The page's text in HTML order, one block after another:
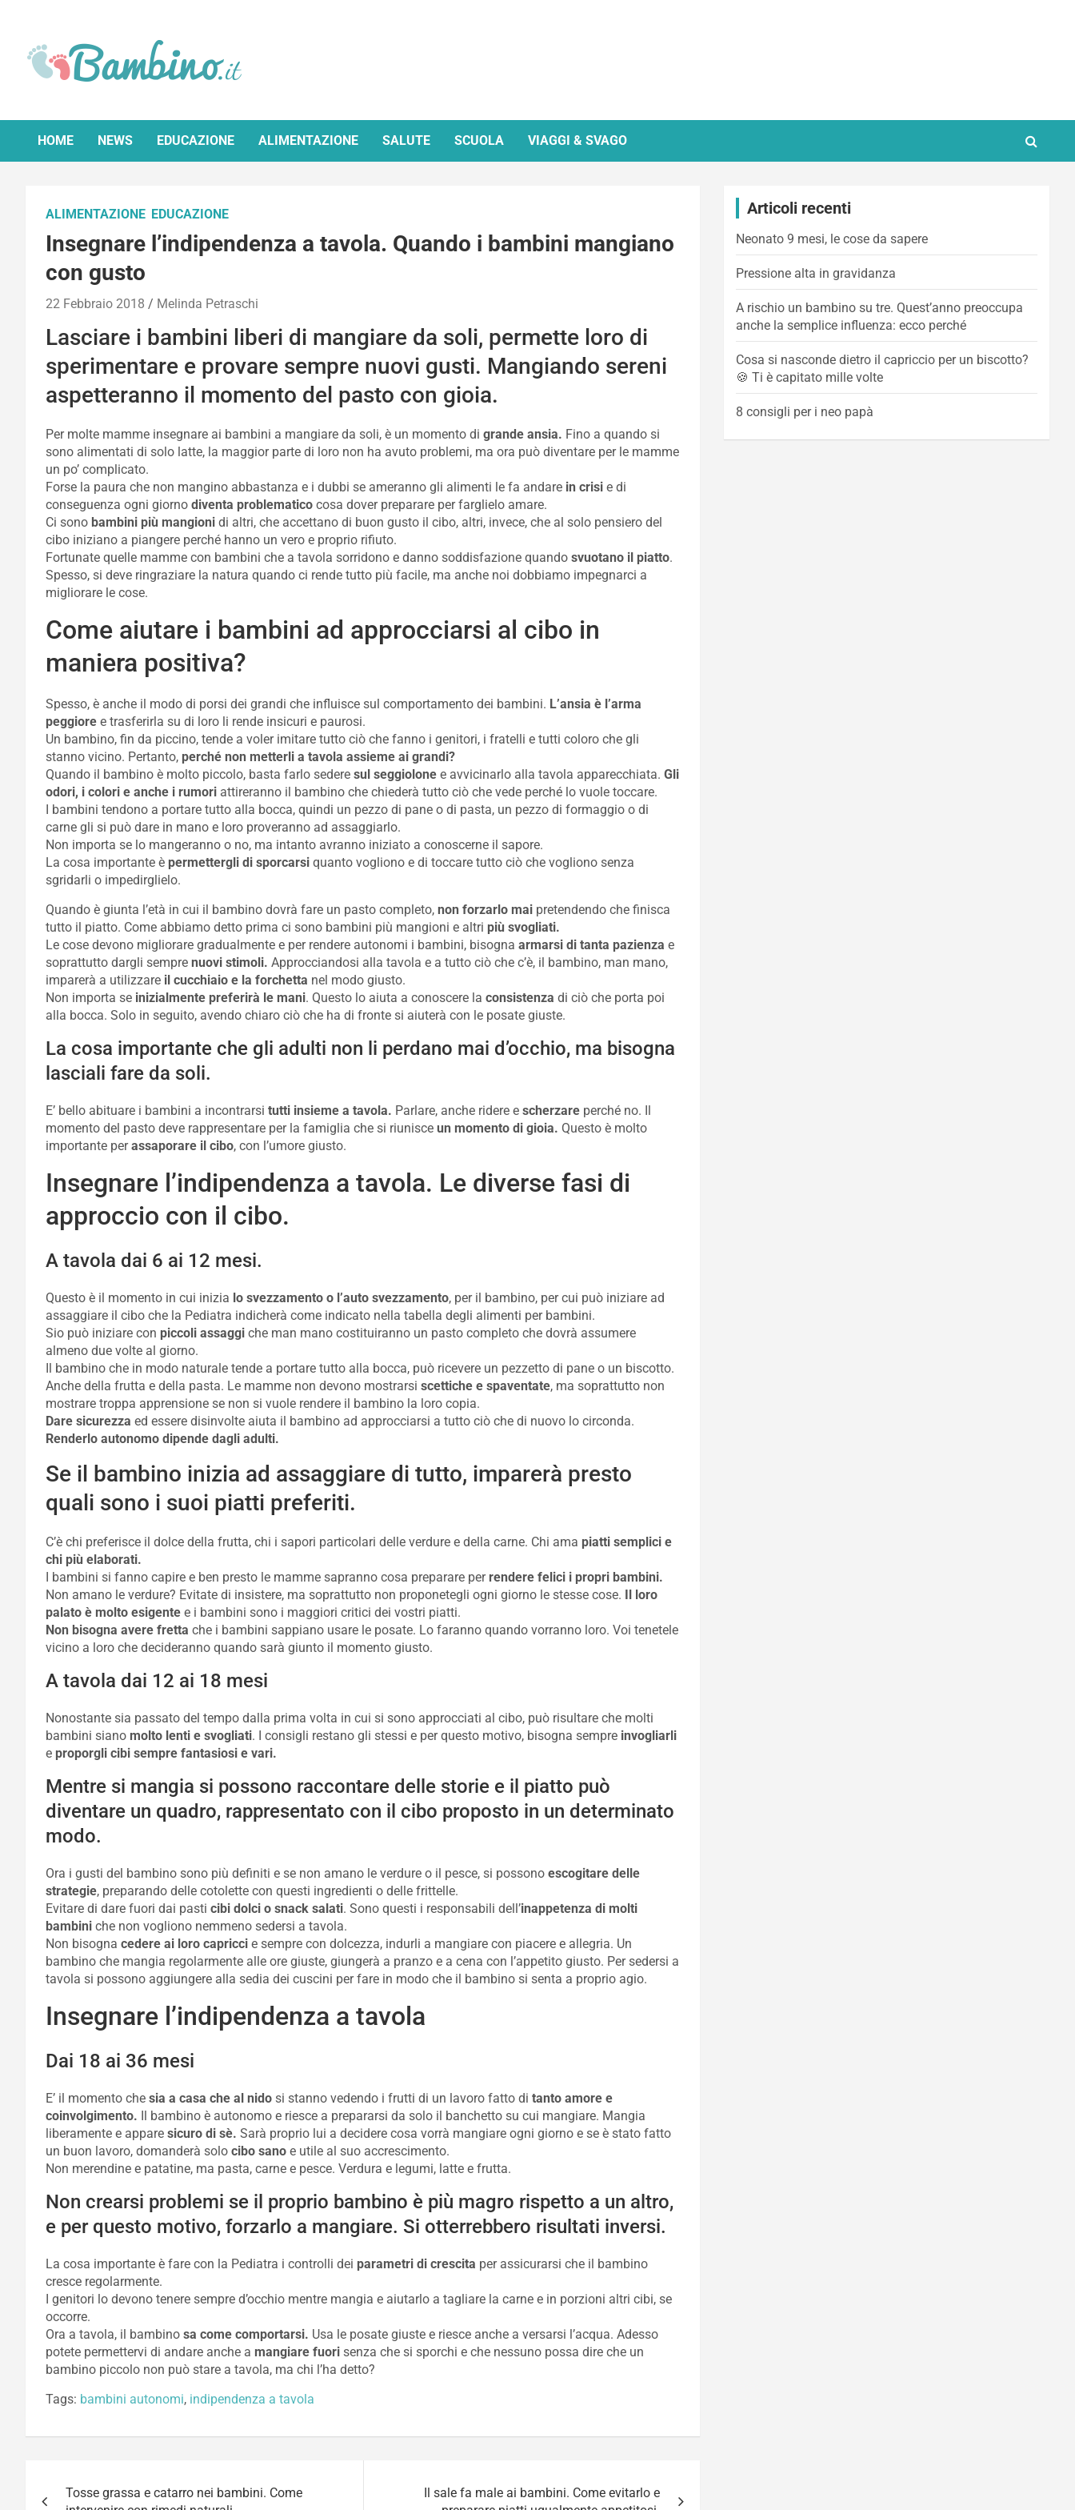
content
Bambino.it
HOME NEWS EDUCAZIONE ALIMENTAZIONE SALUTE SCUOLA VIAGGI & SVAGO
ALIMENTAZIONE EDUCAZIONE
Insegnare l’indipendenza a tavola. Quando i bambini mangiano
con gusto
22 Febbraio 2018 Melinda Petraschi
Lasciare i bambini liberi di mangiare da soli, permette loro di
sperimentare e provare sempre nuovi gusti. Mangiando sereni
aspetteranno il momento del pasto con gioia.
Per molte mamme insegnare ai bambini a mangiare da soli, è un momento di grande ansia. Fino a quando si
sono alimentati di solo latte, la maggior parte di loro non ha avuto problemi, ma ora può diventare per le mamme
un po’ complicato.
Forse la paura che non mangino abbastanza e i dubbi se ameranno gli alimenti le fa andare in crisi e di
conseguenza ogni giorno diventa problematico cosa dover preparare per farglielo amare.
Ci sono bambini più mangioni di altri, che accettano di buon gusto il cibo, altri, invece, che al solo pensiero del
cibo iniziano a piangere perché hanno un vero e proprio rifiuto.
Fortunate quelle mamme con bambini che a tavola sorridono e danno soddisfazione quando svuotano il piatto.
Spesso, si deve ringraziare la natura quando ci rende tutto più facile, ma anche noi dobbiamo impegnarci a
migliorare le cose.
Come aiutare i bambini ad approcciarsi al cibo in
maniera positiva?
Spesso, è anche il modo di porsi dei grandi che influisce sul comportamento dei bambini. L’ansia è l’arma
peggiore e trasferirla su di loro li rende insicuri e paurosi.
Un bambino, fin da piccino, tende a voler imitare tutto ciò che fanno i genitori, i fratelli e tutti coloro che gli
stanno vicino. Pertanto, perché non metterli a tavola assieme ai grandi?
Quando il bambino è molto piccolo, basta farlo sedere sul seggiolone e avvicinarlo alla tavola apparecchiata. Gli
odori, i colori e anche i rumori attireranno il bambino che chiederà tutto ciò che vede perché lo vuole toccare.
I bambini tendono a portare tutto alla bocca, quindi un pezzo di pane o di pasta, un pezzo di formaggio o di
carne gli si può dare in mano e loro proveranno ad assaggiarlo.
Non importa se lo mangeranno o no, ma intanto avranno iniziato a conoscerne il sapore.
La cosa importante è permettergli di sporcarsi quanto vogliono e di toccare tutto ciò che vogliono senza
sgridarli o impedirglielo.
Quando è giunta l’età in cui il bambino dovrà fare un pasto completo, non forzarlo mai pretendendo che finisca
tutto il piatto. Come abbiamo detto prima ci sono bambini più mangioni e altri più svogliati.
Le cose devono migliorare gradualmente e per rendere autonomi i bambini, bisogna armarsi di tanta pazienza e
soprattutto dargli sempre nuovi stimoli. Approcciandosi alla tavola e a tutto ciò che c’è, il bambino, man mano,
imparerà a utilizzare il cucchiaio e la forchetta nel modo giusto.
Non importa se inizialmente preferirà le mani. Questo lo aiuta a conoscere la consistenza di ciò che porta poi
alla bocca. Solo in seguito, avendo chiaro ciò che ha di fronte si aiuterà con le posate giuste.
La cosa importante che gli adulti non li perdano mai d’occhio, ma bisogna
lasciali fare da soli.
E’ bello abituare i bambini a incontrarsi tutti insieme a tavola. Parlare, anche ridere e scherzare perché no. Il
momento del pasto deve rappresentare per la famiglia che si riunisce un momento di gioia. Questo è molto
importante perassaporare il cibo, con l’umore giusto.
Insegnare l’indipendenza a tavola. Le diverse fasi di
approccio con il cibo.
A tavola dai 6 ai 12 mesi.
Questo è il momento in cui inizia lo svezzamento o l’auto svezzamento, per il bambino, per cui può iniziare ad
assaggiare il cibo che la Pediatra indicherà come indicato nella tabella degli alimenti per bambini.
Sio può iniziare con piccoli assaggi che man mano costituiranno un pasto completo che dovrà assumere
almeno due volte al giorno.
Il bambino che in modo naturale tende a portare tutto alla bocca, può ricevere un pezzetto di pane o un biscotto.
Anche della frutta e della pasta. Le mamme non devono mostrarsi scettiche e spaventate, ma soprattutto non
mostrare troppa apprensione se non si vuole rendere il bambino la loro copia.
Dare sicurezza ed essere disinvolte aiuta il bambino ad approcciarsi a tutto ciò che di nuovo lo circonda.
Renderlo autonomo dipende dagli adulti.
Se il bambino inizia ad assaggiare di tutto, imparerà presto
quali sono i suoi piatti preferiti.
C’è chi preferisce il dolce della frutta, chi i sapori particolari delle verdure e della carne. Chi ama piatti semplici e
chi più elaborati.
I bambini si fanno capire e ben presto le mamme sapranno cosa preparare per rendere felici i propri bambini.
Non amano le verdure? Evitate di insistere, ma soprattutto non proponetegli ogni giorno le stesse cose. Il loro
palato è molto esigente e i bambini sono i maggiori critici dei vostri piatti.
Non bisogna avere fretta che i bambini sappiano usare le posate. Lo faranno quando vorranno loro. Voi tenetele
vicino a loro che decideranno quando sarà giunto il momento giusto.
A tavola dai 12 ai 18 mesi
Nonostante sia passato del tempo dalla prima volta in cui si sono approcciati al cibo, può risultare che molti
bambini siano molto lenti e svogliati. I consigli restano gli stessi e per questo motivo, bisogna sempre invogliarli
e proporgli cibi sempre fantasiosi e vari.
Mentre si mangia si possono raccontare delle storie e il piatto può
diventare un quadro, rappresentato con il cibo proposto in un determinato
modo.
Ora i gusti del bambino sono più definiti e se non amano le verdure o il pesce, si possono escogitare delle
strategie, preparando delle cotolette con questi ingredienti o delle frittelle.
Evitare di dare fuori dai pasti cibi dolci o snack salati. Sono questi i responsabili dell’inappetenza di molti
bambini che non vogliono nemmeno sedersi a tavola.
Non bisogna cedere ai loro capricci e sempre con dolcezza, indurli a mangiare con piacere e allegria. Un
bambino che mangia regolarmente alle ore giuste, giungerà a pranzo e a cena con l’appetito giusto. Per sedersi a
tavola si possono aggiungere alla sedia dei cuscini per fare in modo che il bambino si senta a proprio agio.
Insegnare l’indipendenza a tavola
Dai 18 ai 36 mesi
E’ il momento che sia a casa che al nido si stanno vedendo i frutti di un lavoro fatto di tanto amore e
coinvolgimento. Il bambino è autonomo e riesce a prepararsi da solo il banchetto su cui mangiare. Mangia
liberamente e appare sicuro di sè. Sarà proprio lui a decidere cosa vorrà mangiare ogni giorno e se è stato fatto
un buon lavoro, domanderà solo cibo sano e utile al suo accrescimento.
Non merendine e patatine, ma pasta, carne e pesce. Verdura e legumi, latte e frutta.
Non crearsi problemi se il proprio bambino è più magro rispetto a un altro,
e per questo motivo, forzarlo a mangiare. Si otterrebbero risultati inversi.
La cosa importante è fare con la Pediatra i controlli dei parametri di crescita per assicurarsi che il bambino
cresce regolarmente.
I genitori lo devono tenere sempre d’occhio mentre mangia e aiutarlo a tagliare la carne e in porzioni altri cibi, se
occorre.
Ora a tavola, il bambino sa come comportarsi. Usa le posate giuste e riesce anche a versarsi l’acqua. Adesso
potete permettervi di andare anche a mangiare fuori senza che si sporchi e che nessuno possa dire che un
bambino piccolo non può stare a tavola, ma chi l’ha detto?
Tags: bambini autonomi, indipendenza a tavola
Tosse grassa e catarro nei bambini. Come
Il sale fa male ai bambini. Come evitarlo e
Articoli recenti
Neonato 9 mesi, le cose da sapere
Pressione alta in gravidanza
A rischio un bambino su tre. Quest’anno preoccupa
anche la semplice influenza: ecco perché
Cosa si nasconde dietro il capriccio per un biscotto?
🍪 Ti è capitato mille volte
8 consigli per i neo papà